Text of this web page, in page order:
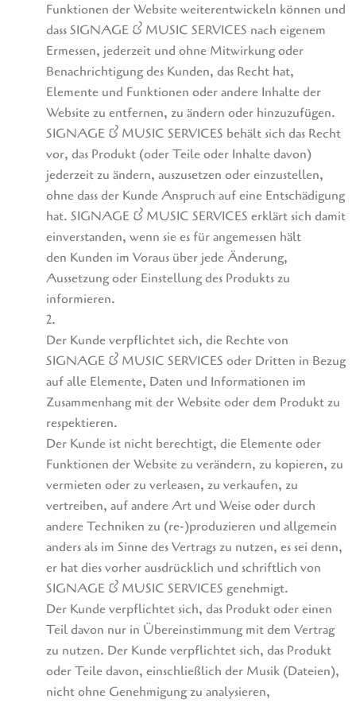
Funktionen der Website weiterentwickeln können und
dass SIGNAGE & MUSIC SERVICES nach eigenem
Ermessen, jederzeit und ohne Mitwirkung oder
Benachrichtigung des Kunden, das Recht hat,
Elemente und Funktionen oder andere Inhalte der
Website zu entfernen, zu ändern oder hinzuzufügen.
SIGNAGE & MUSIC SERVICES behält sich das Recht
vor, das Produkt (oder Teile oder Inhalte davon)
jederzeit zu ändern, auszusetzen oder einzustellen,
ohne dass der Kunde Anspruch auf eine Entschädigung
hat. SIGNAGE & MUSIC SERVICES erklärt sich damit
einverstanden, wenn sie es für angemessen hält
den Kunden im Voraus über jede Änderung,
Aussetzung oder Einstellung des Produkts zu
informieren.
2.
Der Kunde verpflichtet sich, die Rechte von
SIGNAGE & MUSIC SERVICES oder Dritten in Bezug
auf alle Elemente, Daten und Informationen im
Zusammenhang mit der Website oder dem Produkt zu
respektieren.
Der Kunde ist nicht berechtigt, die Elemente oder
Funktionen der Website zu verändern, zu kopieren, zu
vermieten oder zu verleasen, zu verkaufen, zu
vertreiben, auf andere Art und Weise oder durch
andere Techniken zu (re-)produzieren und allgemein
anders als im Sinne des Vertrags zu nutzen, es sei denn,
er hat dies vorher ausdrücklich und schriftlich von
SIGNAGE & MUSIC SERVICES genehmigt.
Der Kunde verpflichtet sich, das Produkt oder einen
Teil davon nur in Übereinstimmung mit dem Vertrag
zu nutzen. Der Kunde verpflichtet sich, das Produkt
oder Teile davon, einschließlich der Musik (Dateien),
nicht ohne Genehmigung zu analysieren,